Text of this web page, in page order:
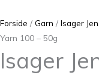
Forside / Garn / Isager
Yarn 100 – 50g
Isager